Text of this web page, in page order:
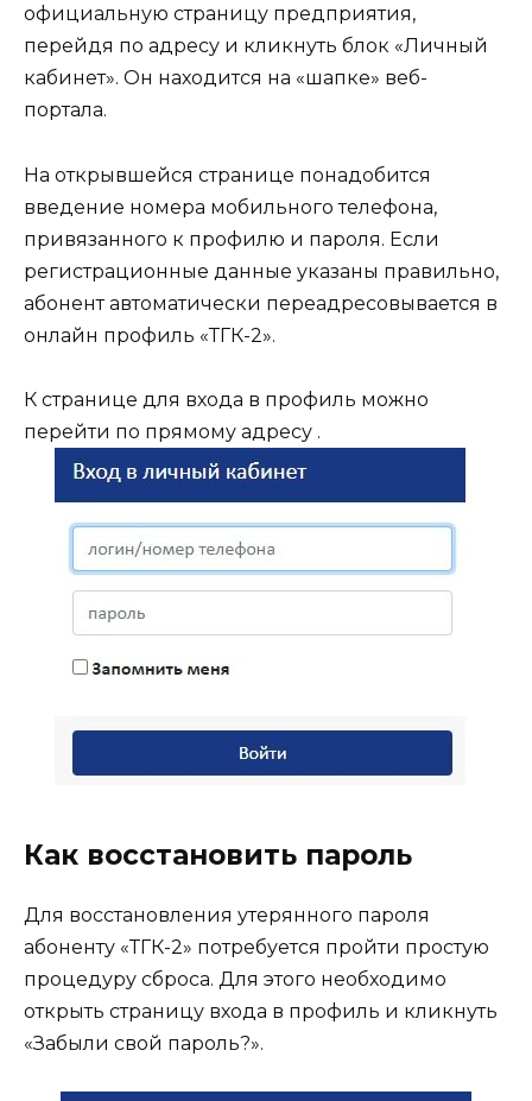
официальную страницу предприятия,
перейдя по адресу и кликнуть блок «Личный
кабинет». Он находится на «шапке» веб-
портала.
На открывшейся странице понадобится
введение номера мобильного телефона,
привязанного к профилю и пароля. Если
регистрационные данные указаны правильно,
абонент автоматически переадресовывается в
онлайн профиль «ТГК-2».
К странице для входа в профиль можно
перейти по прямому адресу .
Как восстановить пароль
Для восстановления утерянного пароля
абоненту «ТГК-2» потребуется пройти простую
процедуру сброса. Для этого необходимо
открыть страницу входа в профиль и кликнуть
«Забыли свой пароль?».